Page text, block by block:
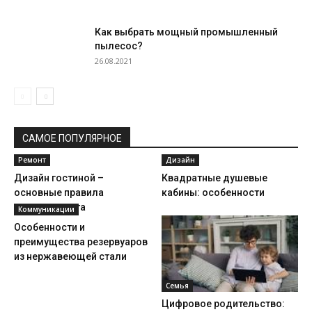
Как выбрать мощный промышленный
пылесос?
26.08.2021
САМОЕ ПОПУЛЯРНОЕ
Ремонт
Дизайн гостиной –
основные правила
создания уюта
Дизайн
Квадратные душевые
кабины: особенности
Коммуникации
Особенности и
преимущества резервуаров
из нержавеющей стали
Семья
Цифровое родительство: